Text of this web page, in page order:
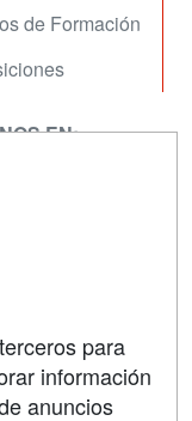
de Formación
EN:
para
información
anuncios